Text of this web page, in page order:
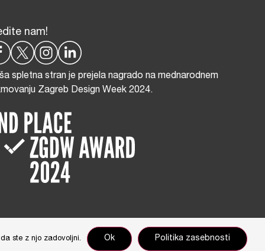
nam!
spletna stran je prejela nagrado na mednarodnem
Zagreb Design Week 2024.
ste z njo zadovoljni. Ok Politika zasebnosti